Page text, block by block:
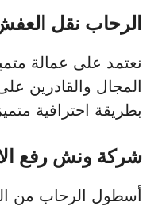
الرحاب نقل
نعتمد على عمالة
المجال والقادرين
بطريقة احترافية
شركة ونش رفع
أسطول الرحاب من